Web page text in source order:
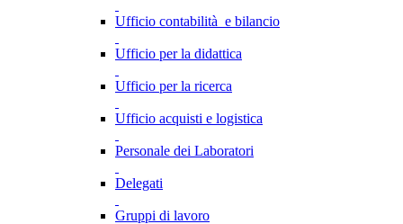
Ufficio contabilità e bilancio
Ufficio per la didattica
Ufficio per la ricerca
Ufficio acquisti e logistica
Personale dei Laboratori
Delegati
Gruppi di lavoro